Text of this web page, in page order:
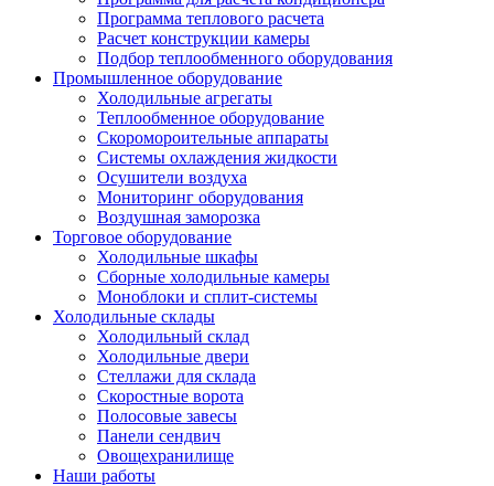
Программа теплового расчета
Расчет конструкции камеры
Подбор теплообменного оборудования
Промышленное оборудование
Холодильные агрегаты
Теплообменное оборудование
Скоромороительные аппараты
Системы охлаждения жидкости
Осушители воздуха
Мониторинг оборудования
Воздушная заморозка
Торговое оборудование
Холодильные шкафы
Сборные холодильные камеры
Моноблоки и сплит-системы
Холодильные склады
Холодильный склад
Холодильные двери
Стеллажи для склада
Скоростные ворота
Полосовые завесы
Панели сендвич
Овощехранилище
Наши работы